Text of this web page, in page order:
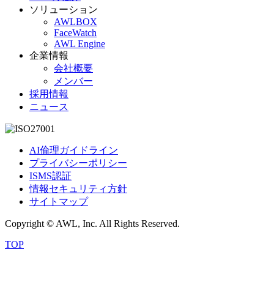
ソリューション
AWLBOX
FaceWatch
AWL Engine
企業情報
会社概要
メンバー
採用情報
ニュース
AI倫理ガイドライン
プライバシーポリシー
ISMS認証
情報セキュリティ方針
サイトマップ
Copyright © AWL, Inc. All Rights Reserved.
TOP